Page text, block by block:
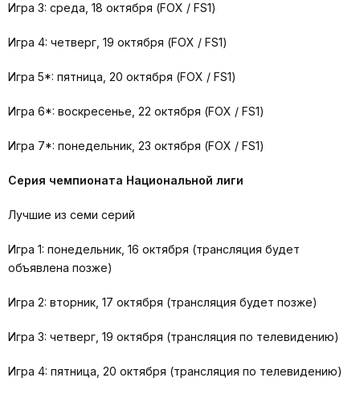
Игра 3: среда, 18 октября (FOX / FS1)
Игра 4: четверг, 19 октября (FOX / FS1)
Игра 5*: пятница, 20 октября (FOX / FS1)
Игра 6*: воскресенье, 22 октября (FOX / FS1)
Игра 7*: понедельник, 23 октября (FOX / FS1)
Серия чемпионата Национальной лиги
Лучшие из семи серий
Игра 1: понедельник, 16 октября (трансляция будет
объявлена позже)
Игра 2: вторник, 17 октября (трансляция будет позже)
Игра 3: четверг, 19 октября (трансляция по телевидению)
Игра 4: пятница, 20 октября (трансляция по телевидению)